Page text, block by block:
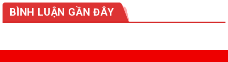
BÌNH LUẬN GẦN ĐÂY